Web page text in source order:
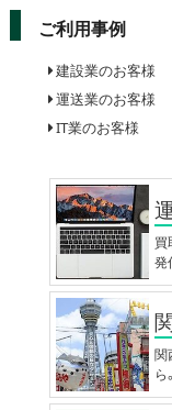
ご利用事例
建設業のお客様
運送業のお客様
IT業のお客様
買
発
関
ら。